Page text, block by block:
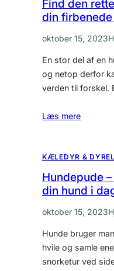
Find den
din
oktober 15, 2023
En stor del af en
og netop derfor
verden til forskel.
Læs mere
KÆLEDYR &
Hundepude
din hund i
oktober 15, 2023
Hunde bruger
hvile og samle
snorketur ved